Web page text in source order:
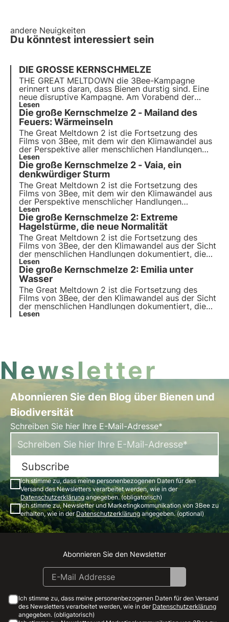
andere Neuigkeiten
Du könntest interessiert sein
DIE GROSSE KERNSCHMELZE
THE GREAT MELTDOWN die 3Bee-Kampagne
erinnert uns daran, dass Bienen durstig sind. Eine
neue disruptive Kampagne. Am Vorabend der
größten Katastrophe, die von den Forschern auf
dem Marmolada-Gletscher teilweise vorhergesagt
wurde, ist "The Great Meltdown" der Titel des
"Films", der uns jeden Tag vor Augen geführt wird.
Lesen
Die große Kernschmelze 2 - Mailand des
Feuers: Wärmeinseln
The Great Meltdown 2 ist die Fortsetzung des
Films von 3Bee, mit dem wir den Klimawandel aus
der Perspektive aller menschlichen Handlungen
dokumentieren wollten - Veränderungen der
Ökosysteme und der Artenvielfalt. Entdecken Sie
die erste Folge, die dem Phänomen der
"Wärmeinsel" in der Stadt Mailand gewidmet ist.
Lesen
Die große Kernschmelze 2 - Vaia, ein
denkwürdiger Sturm
The Great Meltdown 2 ist die Fortsetzung des
Films von 3Bee, mit dem wir den Klimawandel aus
der Perspektive menschlicher Handlungen
dokumentieren wollten, die Ökosysteme und die
Artenvielfalt verändern. Entdecken Sie die zweite
Folge, die dem schrecklichen Sturm Vaia von 2018
gewidmet ist.
Lesen
Die große Kernschmelze 2: Extreme
Hagelstürme, die neue Normalität
The Great Meltdown 2 ist die Fortsetzung des
Films von 3Bee, der den Klimawandel aus der Sicht
der menschlichen Handlungen dokumentiert, die
die Ökosysteme und die biologische Vielfalt
verändern. Entdecken Sie die vierte Folge, die den
extremen Hagelstürmen im Jahr 2023 in Friaul-
Julisch Venetien gewidmet ist.
Lesen
Die große Kernschmelze 2: Emilia unter
Wasser
The Great Meltdown 2 ist die Fortsetzung des
Films von 3Bee, der den Klimawandel aus der Sicht
der menschlichen Handlungen dokumentiert, die
die Ökosysteme und die biologische Vielfalt
Lesen
Newsletter
Abonnieren Sie den Blog über Bienen und
Biodiversität
Schreiben Sie hier Ihre E-Mail-Adresse*
Subscribe
Ich stimme zu, dass meine personenbezogenen Daten für den
Versand des Newsletters verarbeitet werden, wie in der
Datenschutzerklärungangegeben. (obligatorisch)
Ich stimme zu, Newsletter und Marketingkommunikation von 3Bee zu
erhalten, wie in derDatenschutzerklärungangegeben. (optional)
Instagram
Facebook
Linkedin
Youtube
Abonnieren Sie den Newsletter
Ich stimme zu, dass meine personenbezogenen Daten für den Versand
des Newsletters verarbeitet werden, wie in der Datenschutzerklärung
angegeben. (obligatorisch)